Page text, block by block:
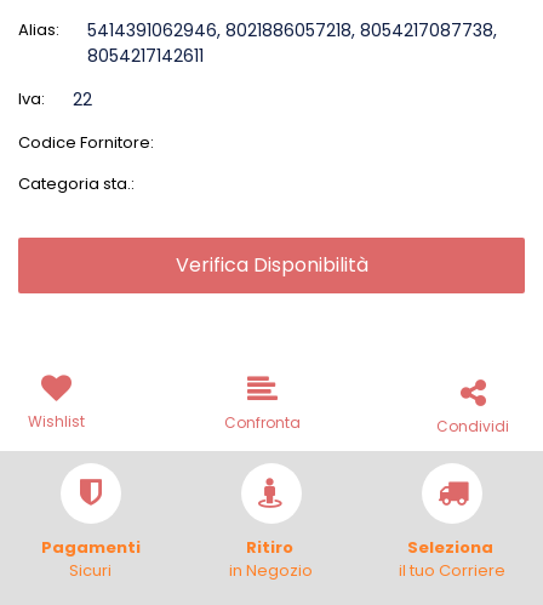
Alias:
5414391062946, 8021886057218, 8054217087738,
8054217142611
Iva: 22
Codice Fornitore:
Categoria sta.:
Verifica Disponibilità
Wishlist Confronta Condividi
Pagamenti
Sicuri
Ritiro
in Negozio
Seleziona
il tuo Corriere